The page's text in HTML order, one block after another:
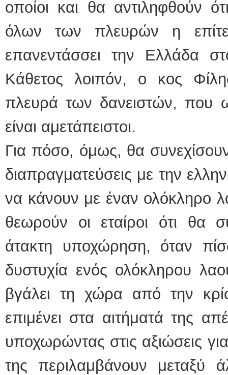
οποίοι και θα αντιληφθούν
όλων των πλευρών η
επανεντάσσει την Ελλάδα
Κάθετος λοιπόν, ο κος
πλευρά των δανειστών, που
είναι αμετάπειστοι.
Για πόσο, όμως, θα
διαπραγματεύσεις με την
να κάνουν με έναν ολόκληρο
θεωρούν οι εταίροι ότι θα
άτακτη υποχώρηση, όταν
δυστυχία ενός ολόκληρου
βγάλει τη χώρα από την
επιμένει στα αιτήματά της
υποχωρώντας στις αξιώσεις
της περιλαμβάνουν μεταξύ